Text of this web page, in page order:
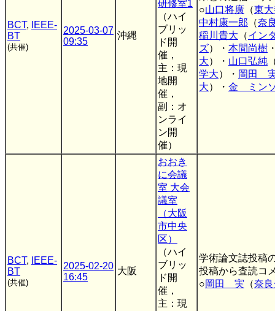
BCT,
IEEE-
BT
(共催)
2025-03-07
09:35
沖縄
研修室1
（ハイ
ブリッ
ド開
催，
主：現
地開
催，
副：オ
ンライ
ン開
催）
○山口将廣 （東
中村康一郎 （奈
稲川貴大 （イン
ズ）・ 本間尚樹
大）・ 山口弘純
学大）・ 岡田
大）・ 金 ミン
BCT,
IEEE-
BT
(共催)
2025-02-20
16:45
大阪
おおき
に会議
室 大会
議室
（大阪
市中央
区）
（ハイ
ブリッ
ド開
催，
主：現
学術論文誌投稿
投稿から査読コ
○岡田 実 （奈